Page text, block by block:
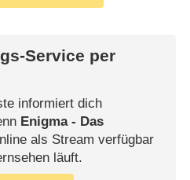
Service per
informiert dich
Enigma - Das
als Stream verfügbar
läuft.